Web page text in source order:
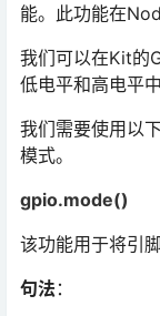
能。此功能在
我们可以在Kit的
低电平和高电平中
我们需要使用以
模式。
gpio.mode()
该功能用于将引
句法 ：